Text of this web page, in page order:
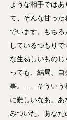
ような相手では
て、そんな甘っ
でいます。もち
しているつもり
な生易しいもの
っても、結局、
事。……そういう
に難しいなあ。
みついた、あなた